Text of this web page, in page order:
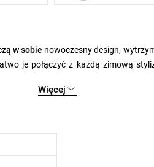
w sobie nowoczesny design,
je połączyć z każdą zimową
dopasowanie do kształtu stopy.
Więcej